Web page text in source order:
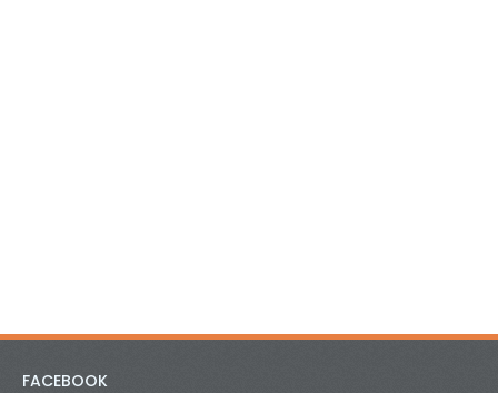
FACEBOOK